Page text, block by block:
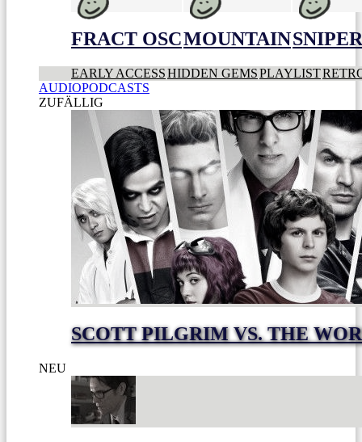
FRACT OSCMOUNTAIN
EARLY ACCESSHIDDEN GEMSPLAYLIST
AUDIOPODCASTS
ZUFÄLLIG
SCOTT PILGRIM VS. THE
NEU